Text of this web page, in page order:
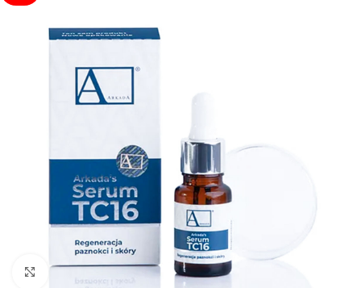
Click to enlarge